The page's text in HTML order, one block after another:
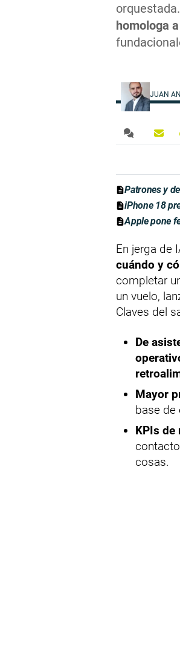
homologa
JUAN
Patrones y
iPhone 18
Apple pone
En jerga de
cuándo y
completar
un vuelo,
Claves del
De
Mayor
base de
KPIs de
cosas.